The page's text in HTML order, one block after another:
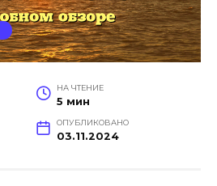
НА ЧТЕНИЕ
5 мин
ОПУБЛИКОВАНО
03.11.2024